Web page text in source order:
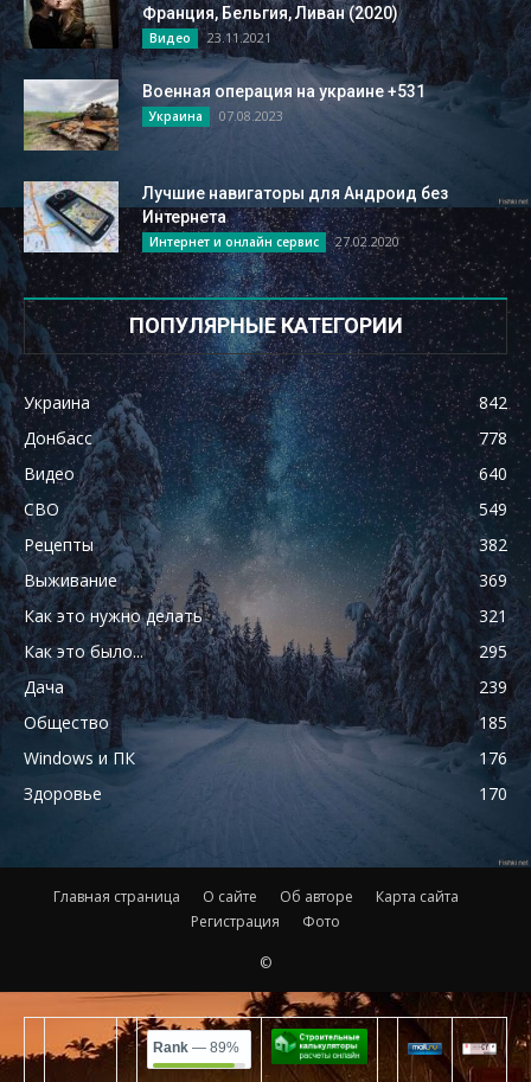
Франция, Бельгия, Ливан (2020)
Видео 23.11.2021
Военная операция на украине +531
Украина 07.08.2023
Лучшие навигаторы для Андроид без
Интернета
Интернет и онлайн сервис 27.02.2020
ПОПУЛЯРНЫЕ КАТЕГОРИИ
Украина
842
Донбасс
778
Видео
640
СВО
549
Рецепты
382
Выживание
369
Как это нужно делать
321
Как это было...
295
Дача
239
Общество
185
Windows и ПК
176
Здоровье
170
Главная страница О сайте Об авторе
Карта сайта
Регистрация
Фото
©
Rank — 89%